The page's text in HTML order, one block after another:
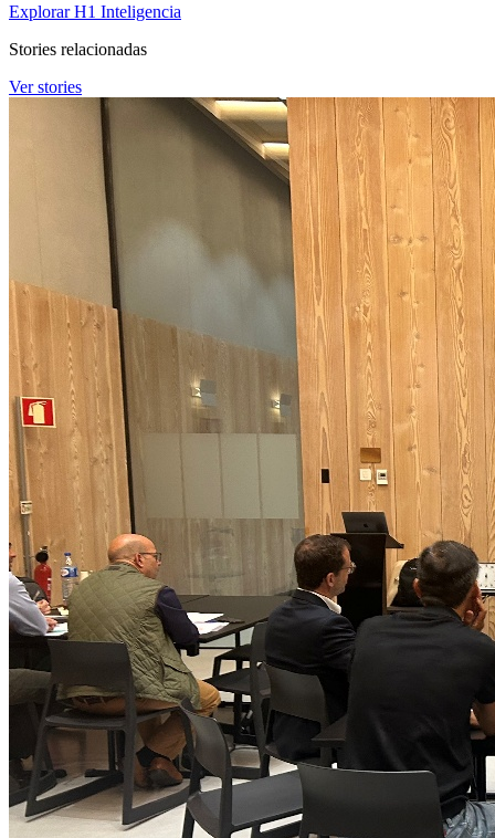
Explorar H1 Inteligencia
Stories relacionadas
Ver stories